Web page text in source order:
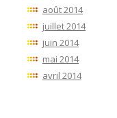
août 2014
juillet 2014
juin 2014
mai 2014
avril 2014